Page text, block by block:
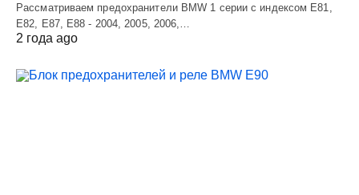
Рассматриваем предохранители BMW 1 серии с индексом E81,
E82, E87, E88 - 2004, 2005, 2006,…
2 года ago